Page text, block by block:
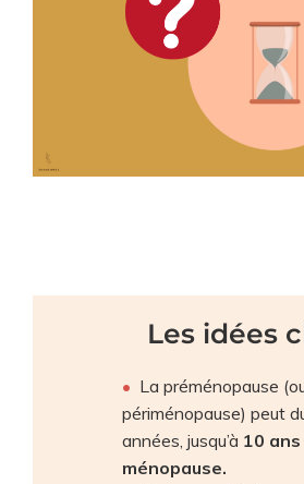
Les idées
La préménopause
périménopause) peut
années, jusqu’à 10
ménopause.